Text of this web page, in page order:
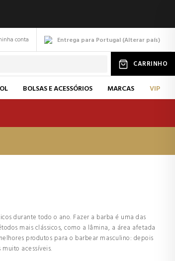
Entrega para Portugal (Alterar país)
conta
CARRINHO
BOLSAS E ACESSÓRIOS MARCAS VIP
durante todo o ano. Fazer a barba é uma das
mais clássicos, como a lâmina, a área afetada
produtos para o barbear masculino: depois
acessíveis.